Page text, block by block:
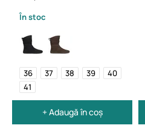
În stoc
36 37 38 39
40
41
+ Adaugă în coș